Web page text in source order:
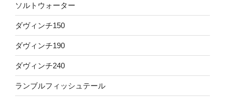
ソルトウォーター
ダヴィンチ150
ダヴィンチ190
ダヴィンチ240
ランブルフィッシュテール